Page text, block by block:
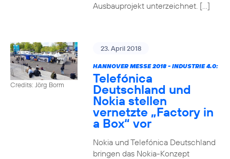
Ausbauprojekt unterzeichnet. […]
Credits: Jörg Borm
23. April 2018
HANNOVER MESSE 2018 - INDUSTRIE 4.0:
Telefónica
Deutschland und
Nokia stellen
vernetzte „Factory in
a Box“ vor
Nokia und Telefónica Deutschland
bringen das Nokia-Konzept